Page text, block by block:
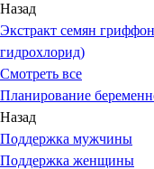
Назад
Экстракт семян
гидрохлорид)
Смотреть все
Планирование
Назад
Поддержка мужчины
Поддержка женщины